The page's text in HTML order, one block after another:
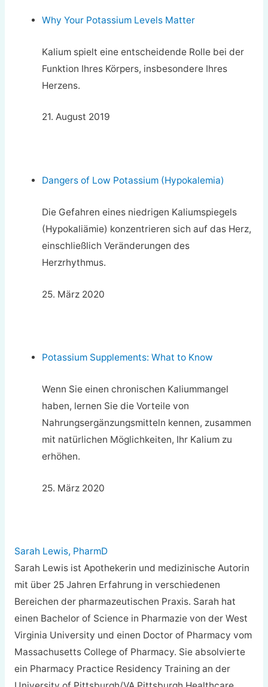
Why Your Potassium Levels Matter
Kalium spielt eine entscheidende Rolle bei der
Funktion Ihres Körpers, insbesondere Ihres
Herzens.
21. August 2019
Dangers of Low Potassium (Hypokalemia)
Die Gefahren eines niedrigen Kaliumspiegels
(Hypokaliämie) konzentrieren sich auf das Herz,
einschließlich Veränderungen des
Herzrhythmus.
25. März 2020
Potassium Supplements: What to Know
Wenn Sie einen chronischen Kaliummangel
haben, lernen Sie die Vorteile von
Nahrungsergänzungsmitteln kennen, zusammen
mit natürlichen Möglichkeiten, Ihr Kalium zu
erhöhen.
25. März 2020
Sarah Lewis, PharmD
Sarah Lewis ist Apothekerin und medizinische Autorin
mit über 25 Jahren Erfahrung in verschiedenen
Bereichen der pharmazeutischen Praxis. Sarah hat
einen Bachelor of Science in Pharmazie von der West
Virginia University und einen Doctor of Pharmacy vom
Massachusetts College of Pharmacy. Sie absolvierte
ein Pharmacy Practice Residency Training an der